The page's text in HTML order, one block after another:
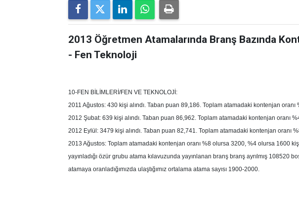
2013 Öğretmen Atamalarında Branş Bazında
- Fen Teknoloji
10-FEN BİLİMLERİ/FEN VE TEKNOLOJİ:
2011 Ağustos: 430 kişi alındı. Taban puan 89,186. Toplam atamadaki kontenjan oranı
2012 Şubat: 639 kişi alındı. Taban puan 86,962. Toplam atamadaki kontenjan oranı
2012 Eylül: 3479 kişi alındı. Taban puan 82,741. Toplam atamadaki kontenjan oranı
2013 Ağustos: Toplam atamadaki kontenjan oranı %8 olursa 3200, %4 olursa 1600
yayınladığı özür grubu atama kılavuzunda yayınlanan branş branş ayrılmış 108520
atamaya oranladığımızda ulaştığımız ortalama atama sayısı 1900-2000.